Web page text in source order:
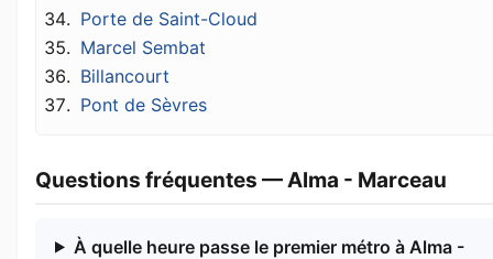
Porte de Saint-Cloud
Marcel Sembat
Billancourt
Pont de Sèvres
Questions fréquentes — Alma - Marceau
À quelle heure passe le premier métro à Alma -